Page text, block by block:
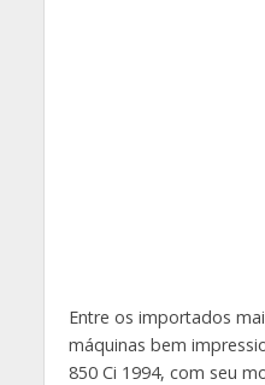
Entre os importados
máquinas bem
850 Ci 1994, com seu